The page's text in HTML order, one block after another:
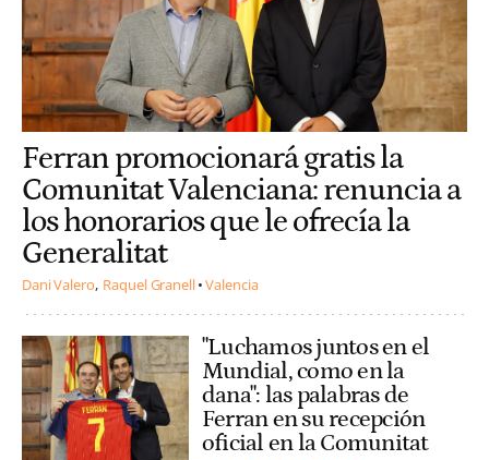
Ferran promocionará gratis la
Comunitat Valenciana: renuncia a
los honorarios que le ofrecía la
Generalitat
Dani Valero Raquel Granell Valencia
"Luchamos juntos en el
Mundial, como en la
dana": las palabras de
Ferran en su recepción
oficial en la Comunitat